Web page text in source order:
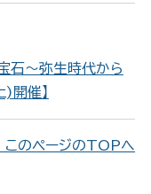
石～弥生時代から
開催】
のページのTOPへ